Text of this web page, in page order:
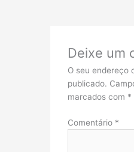
Deixe um
O seu endereço
publicado.
marcados com *
Comentário *